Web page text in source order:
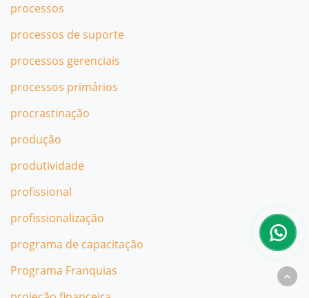
processos
processos de suporte
processos gerenciais
processos primários
procrastinação
produção
produtividade
profissional
profissionalização
programa de capacitação
Programa Franquias